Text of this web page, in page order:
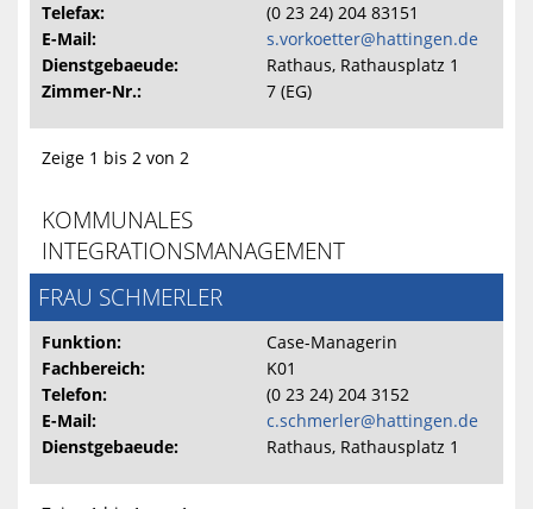
Telefax:
(0 23 24) 204 83151
E-Mail:
s.vorkoetter@hattingen.de
Dienstgebaeude:
Rathaus, Rathausplatz 1
Zimmer-Nr.:
7 (EG)
Zeige 1 bis 2 von 2
KOMMUNALES
INTEGRATIONSMANAGEMENT
FRAU SCHMERLER
Funktion:
Case-Managerin
Fachbereich:
K01
Telefon:
(0 23 24) 204 3152
E-Mail:
c.schmerler@hattingen.de
Dienstgebaeude:
Rathaus, Rathausplatz 1